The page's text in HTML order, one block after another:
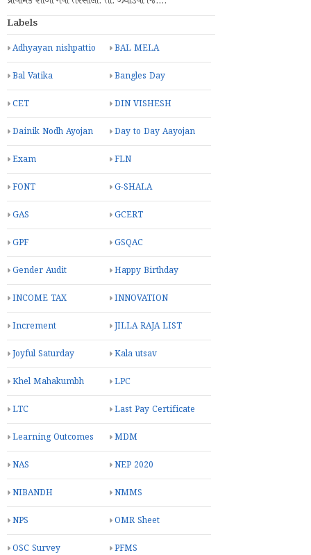
Labels
Adhyayan nishpattio BAL MELA
Bal Vatika Bangles Day
CET DIN VISHESH
Dainik Nodh Ayojan Day to Day Aayojan
Exam FLN
FONT G-SHALA
GAS GCERT
GPF GSQAC
Gender Audit Happy Birthday
INCOME TAX INNOVATION
Increment JILLA RAJA LIST
Joyful Saturday Kala utsav
Khel Mahakumbh LPC
LTC Last Pay Certificate
Learning Outcomes MDM
NAS NEP 2020
NIBANDH NMMS
NPS OMR Sheet
OSC Survey PFMS